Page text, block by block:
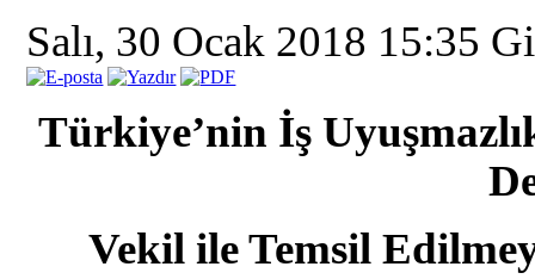
Salı, 30 Ocak 2018 15:35
Türkiye’nin İş
Vekil ile Temsil